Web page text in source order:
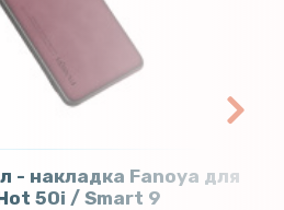
149 грн
- накладка Fanoya для
50i / Smart 9